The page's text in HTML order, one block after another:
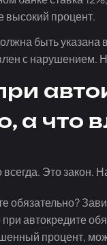
высокий процент.
быть
с нарушением.
а что
Это закон.
обязательно?
автокредите
процент,